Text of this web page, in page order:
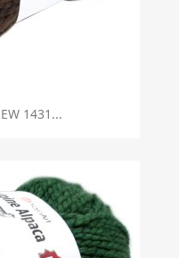
1431...